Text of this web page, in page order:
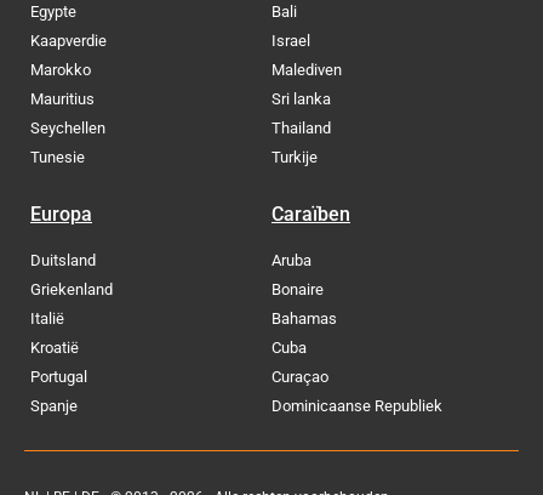
Egypte
Kaapverdie
Marokko
Mauritius
Seychellen
Tunesie
Bali
Israel
Malediven
Sri lanka
Thailand
Turkije
Europa
Duitsland
Griekenland
Italië
Kroatië
Portugal
Spanje
Caraïben
Aruba
Bonaire
Bahamas
Cuba
Curaçao
Dominicaanse Republiek